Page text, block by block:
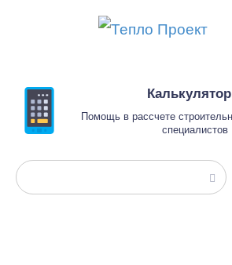
Помощь в рассчете
специалистов
Поиск: